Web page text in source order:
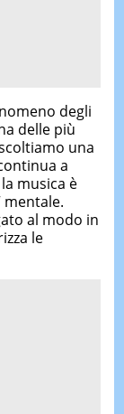
degli
delle più
una
a
musica è
mentale.
al modo in
le